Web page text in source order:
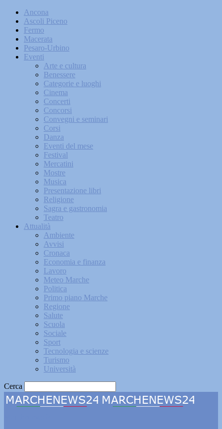
Ancona
Ascoli Piceno
Fermo
Macerata
Pesaro-Urbino
Eventi
Arte e cultura
Benessere
Categorie e luoghi
Cinema
Concerti
Concorsi
Convegni e seminari
Corsi
Danza
Eventi del mese
Festival
Mercatini
Mostre
Musica
Presentazione libri
Religione
Sagra e gastronomia
Teatro
Attualità
Ambiente
Avvisi
Cronaca
Economia e finanza
Lavoro
Meteo Marche
Politica
Primo piano Marche
Regione
Salute
Scuola
Sociale
Sport
Tecnologia e scienze
Turismo
Università
Cerca